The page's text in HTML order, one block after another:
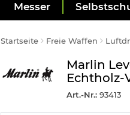
Messer
Startseite Freie Waffen
Marlin
Echtholz-
Art.-Nr.: 93413